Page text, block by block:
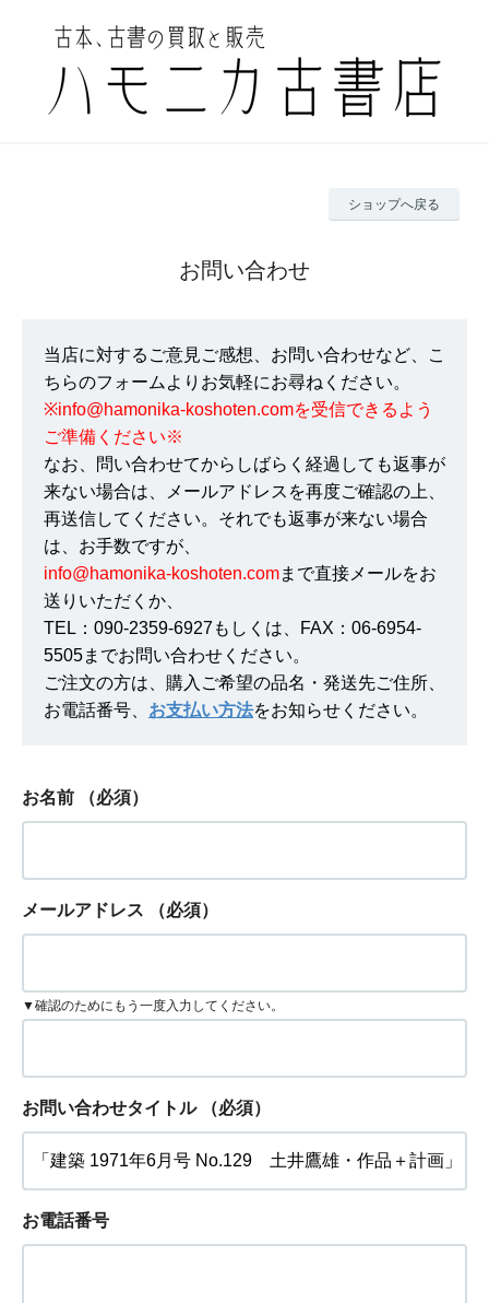
ショップへ戻る
お問い合わせ
当店に対するご意見ご感想、お問い合わせなど、こ
ちらのフォームよりお気軽にお尋ねください。
※info@hamonika-koshoten.comを受信できるよう
ご準備ください※
なお、問い合わせてからしばらく経過しても返事が
来ない場合は、メールアドレスを再度ご確認の上、
再送信してください。それでも返事が来ない場合
は、お手数ですが、
info@hamonika-koshoten.comまで直接メールをお
送りいただくか、
TEL：090-2359-6927もしくは、FAX：06-6954-
5505までお問い合わせください。
ご注文の方は、購入ご希望の品名・発送先ご住所、
お電話番号、 お支払い方法をお知らせください。
お名前 （必須）
メールアドレス （必須）
▼確認のためにもう一度入力してください。
お問い合わせタイトル （必須）
お電話番号